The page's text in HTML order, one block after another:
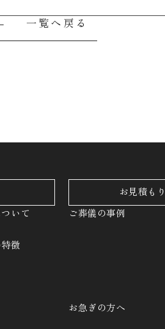
一覧へ戻る
お見積もり
いて
徴
ご葬儀の事例
お急ぎの方へ